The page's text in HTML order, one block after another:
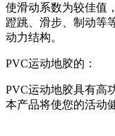
使滑动系数为较佳值
蹬跳、滑步、制动等
动力结构。
PVC运动地胶的：
PVC运动地胶具有高
本产品将使您的活动